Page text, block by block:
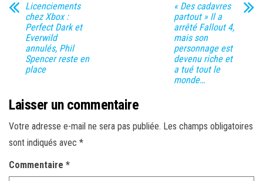
Licenciements
chez Xbox :
Perfect Dark et
Everwild
annulés, Phil
Spencer reste en
place
« Des cadavres
partout » Il a
arrêté Fallout 4,
mais son
personnage est
devenu riche et
a tué tout le
monde…
Laisser un commentaire
Votre adresse e-mail ne sera pas publiée. Les champs obligatoires
sont indiqués avec *
Commentaire *